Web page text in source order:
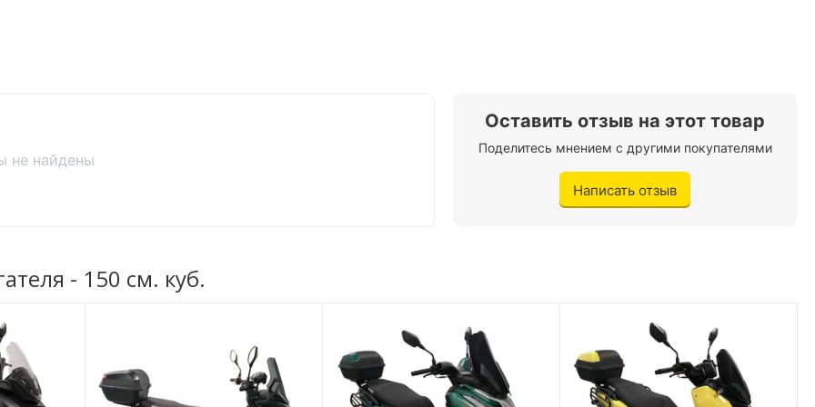
150 кг.
95 км/ч.
Объем бензобака 7 л.
Стояночный тормоз Есть
не найдены
Оставить отзыв на этот товар
Поделитесь мнением с другими покупателями
Написать отзыв
- 150 см. куб.